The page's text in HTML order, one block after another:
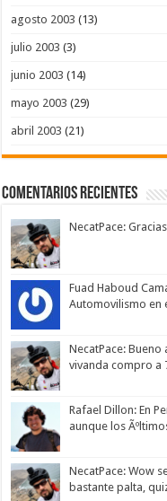
agosto 2003 (13)
julio 2003 (3)
junio 2003 (14)
mayo 2003 (29)
abril 2003 (21)
Comentarios Recientes
NecatPace:
Fuad Haboud
Automovilismo en
NecatPace: Bueno
vivanda compro a
Rafael Dillon: En
aunque los
NecatPace: Wow
bastante palta,